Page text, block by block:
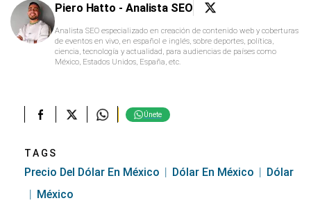
Piero Hatto - Analista SEO
Analista SEO especializado en creación de contenido web y coberturas
de eventos en vivo, en español e inglés, sobre deportes, política,
ciencia, tecnología y actualidad, para audiencias de países como
México, Estados Unidos, España, etc.
Únete
TAGS
Precio Del Dólar En México Dólar En México
Dólar
México